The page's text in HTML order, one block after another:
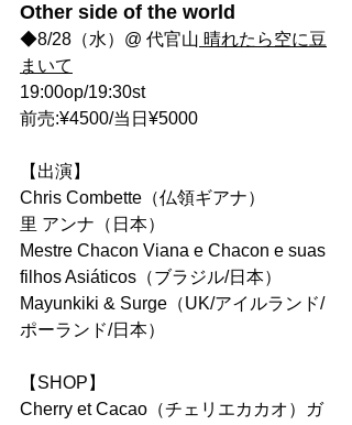
Other side of the world
◆8/28（水）@ 代官山 晴れたら空に豆
まいて
19:00op/19:30st
前売:¥4500/当日¥5000
【出演】
Chris Combette（仏領ギアナ）
里 アンナ（日本）
Mestre Chacon Viana e Chacon e suas
filhos Asiáticos（ブラジル/日本）
Mayunkiki & Surge（UK/アイルランド/
ポーランド/日本）
【SHOP】
Cherry et Cacao（チェリエカカオ）ガ